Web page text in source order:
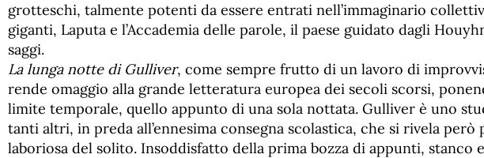
grotteschi, talmente potenti da essere entrati nell’immaginario
giganti, Laputa e l’Accademia delle parole, il paese guidato dagli
saggi.
La lunga notte di Gulliver, come sempre frutto di un lavoro di
rende omaggio alla grande letteratura europea dei secoli scorsi,
limite temporale, quello appunto di una sola nottata. Gulliver è uno
tanti altri, in preda all’ennesima consegna scolastica, che si rivela però
laboriosa del solito. Insoddisfatto della prima bozza di appunti, stanco